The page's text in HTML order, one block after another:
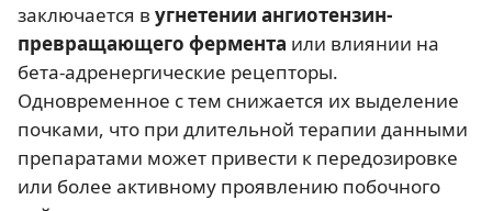
заключается в угнетении ангиотензин-
превращающего фермента или влиянии на
бета-адренергические рецепторы.
Одновременное с тем снижается их выделение
почками, что при длительной терапии данными
препаратами может привести к передозировке
или более активному проявлению побочного